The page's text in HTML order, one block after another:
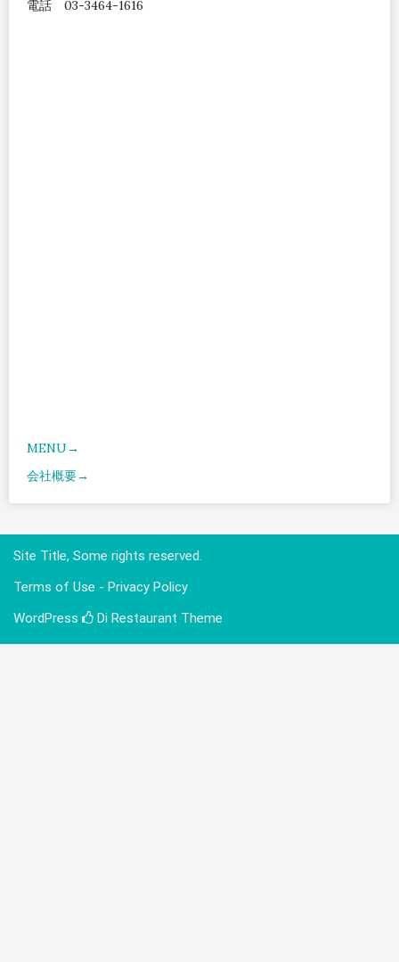
電話 03-3464-1616
MENU→
会社概要→
Site Title, Some rights reserved.
Terms of Use - Privacy Policy
WordPress
Di Restaurant Theme